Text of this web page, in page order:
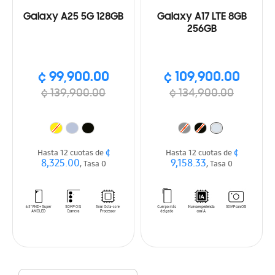
Galaxy A25 5G 128GB
¢ 99,900.00
¢ 139,900.00
Hasta 12 cuotas de¢
8,325.00, Tasa 0
Galaxy A17 LTE 8GB
256GB
¢ 109,900.00
¢ 134,900.00
Hasta 12 cuotas de¢
9,158.33, Tasa 0